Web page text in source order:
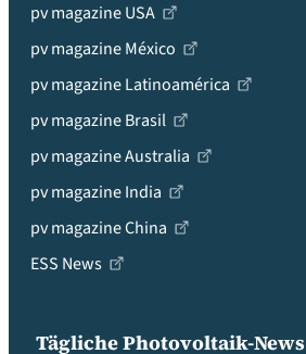
pv magazine USA
pv magazine México
pv magazine Latinoamérica
pv magazine Brasil
pv magazine Australia
pv magazine India
pv magazine China
ESS News
Tägliche Photovoltaik-